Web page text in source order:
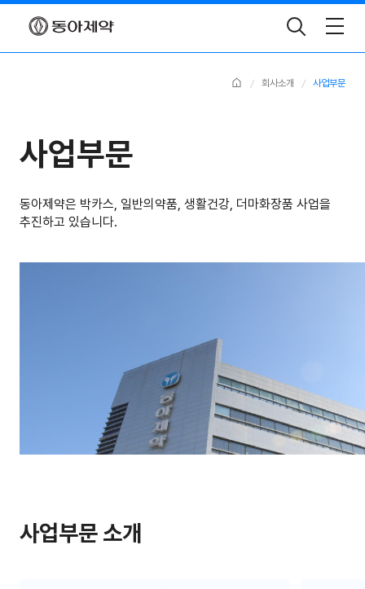
Toggle
Search
Home 회사소개 사업부문
사업부문
동아제약은 박카스, 일반의약품, 생활건강, 더마화장품 사업을
추진하고 있습니다.
사업부문 소개